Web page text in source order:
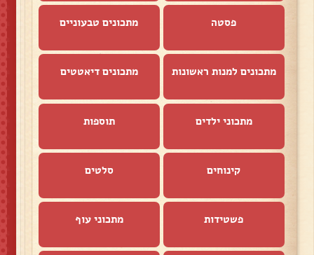
פסטה מתכונים טבעוניים
מתכונים למנות ראשונות מתכונים דיאטטים
מתכוני ילדים תוספות
קינוחים סלטים
פשטידות מתכוני עוף